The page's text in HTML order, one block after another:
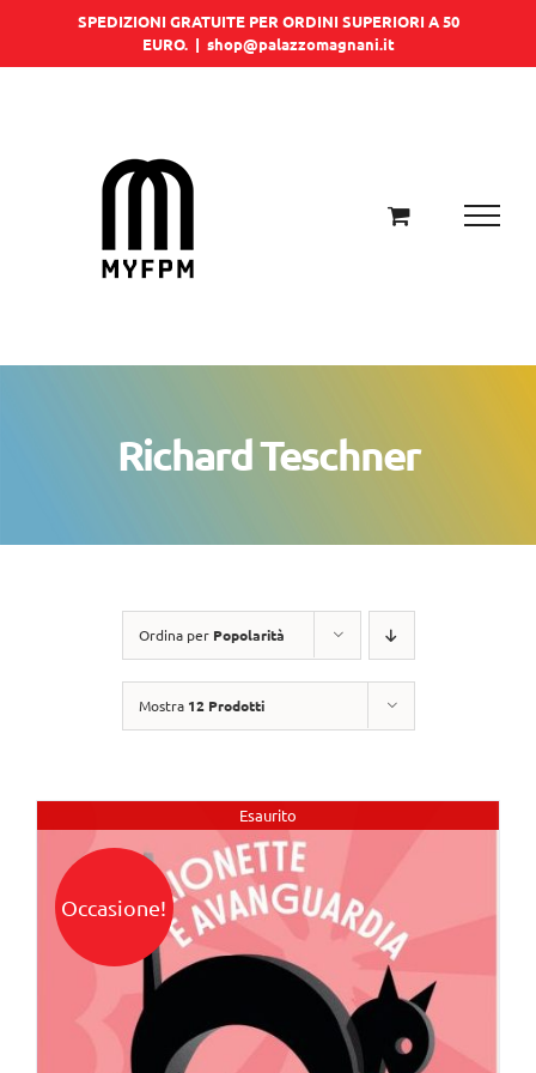
SPEDIZIONI GRATUITE PER ORDINI SUPERIORI A 50
EURO. | shop@palazzomagnani.it
Richard Teschner
Ordina per Popolarità
Mostra 12 Prodotti
Esaurito
Occasione!